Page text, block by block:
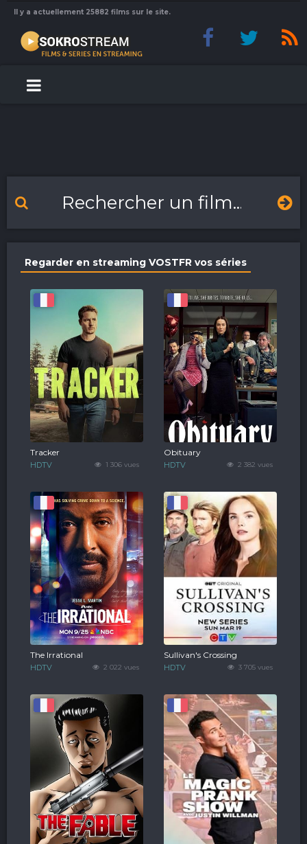
Il y a actuellement 25882 films sur le site.
Regarder en streaming VOSTFR vos séries
1 306 vues
Tracker
HDTV 2 382 vues
Obituary
HDTV
2 022 vues
The Irrational
HDTV 3 705 vues
Sullivan's Crossing
HDTV